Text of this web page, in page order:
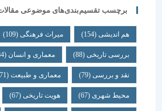
برچسب تقسیم‌بندی‌های موضوعی مقالات
هم اندیشی (154) میراث فرهنگی (109)
بررسی تاریخی (88) معماری و انسان (84)
نقد و بررسی (79) معماری و طبیعت (71)
محیط شهری(67) هویت تاریخی(67)